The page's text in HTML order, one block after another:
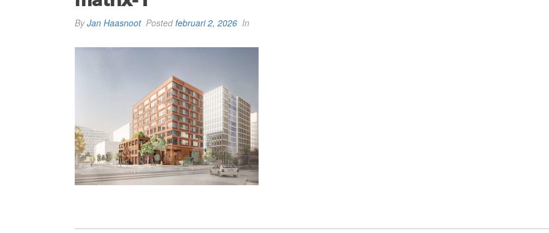
ByJan Haasnoot Postedfebruari 2, 2026 In